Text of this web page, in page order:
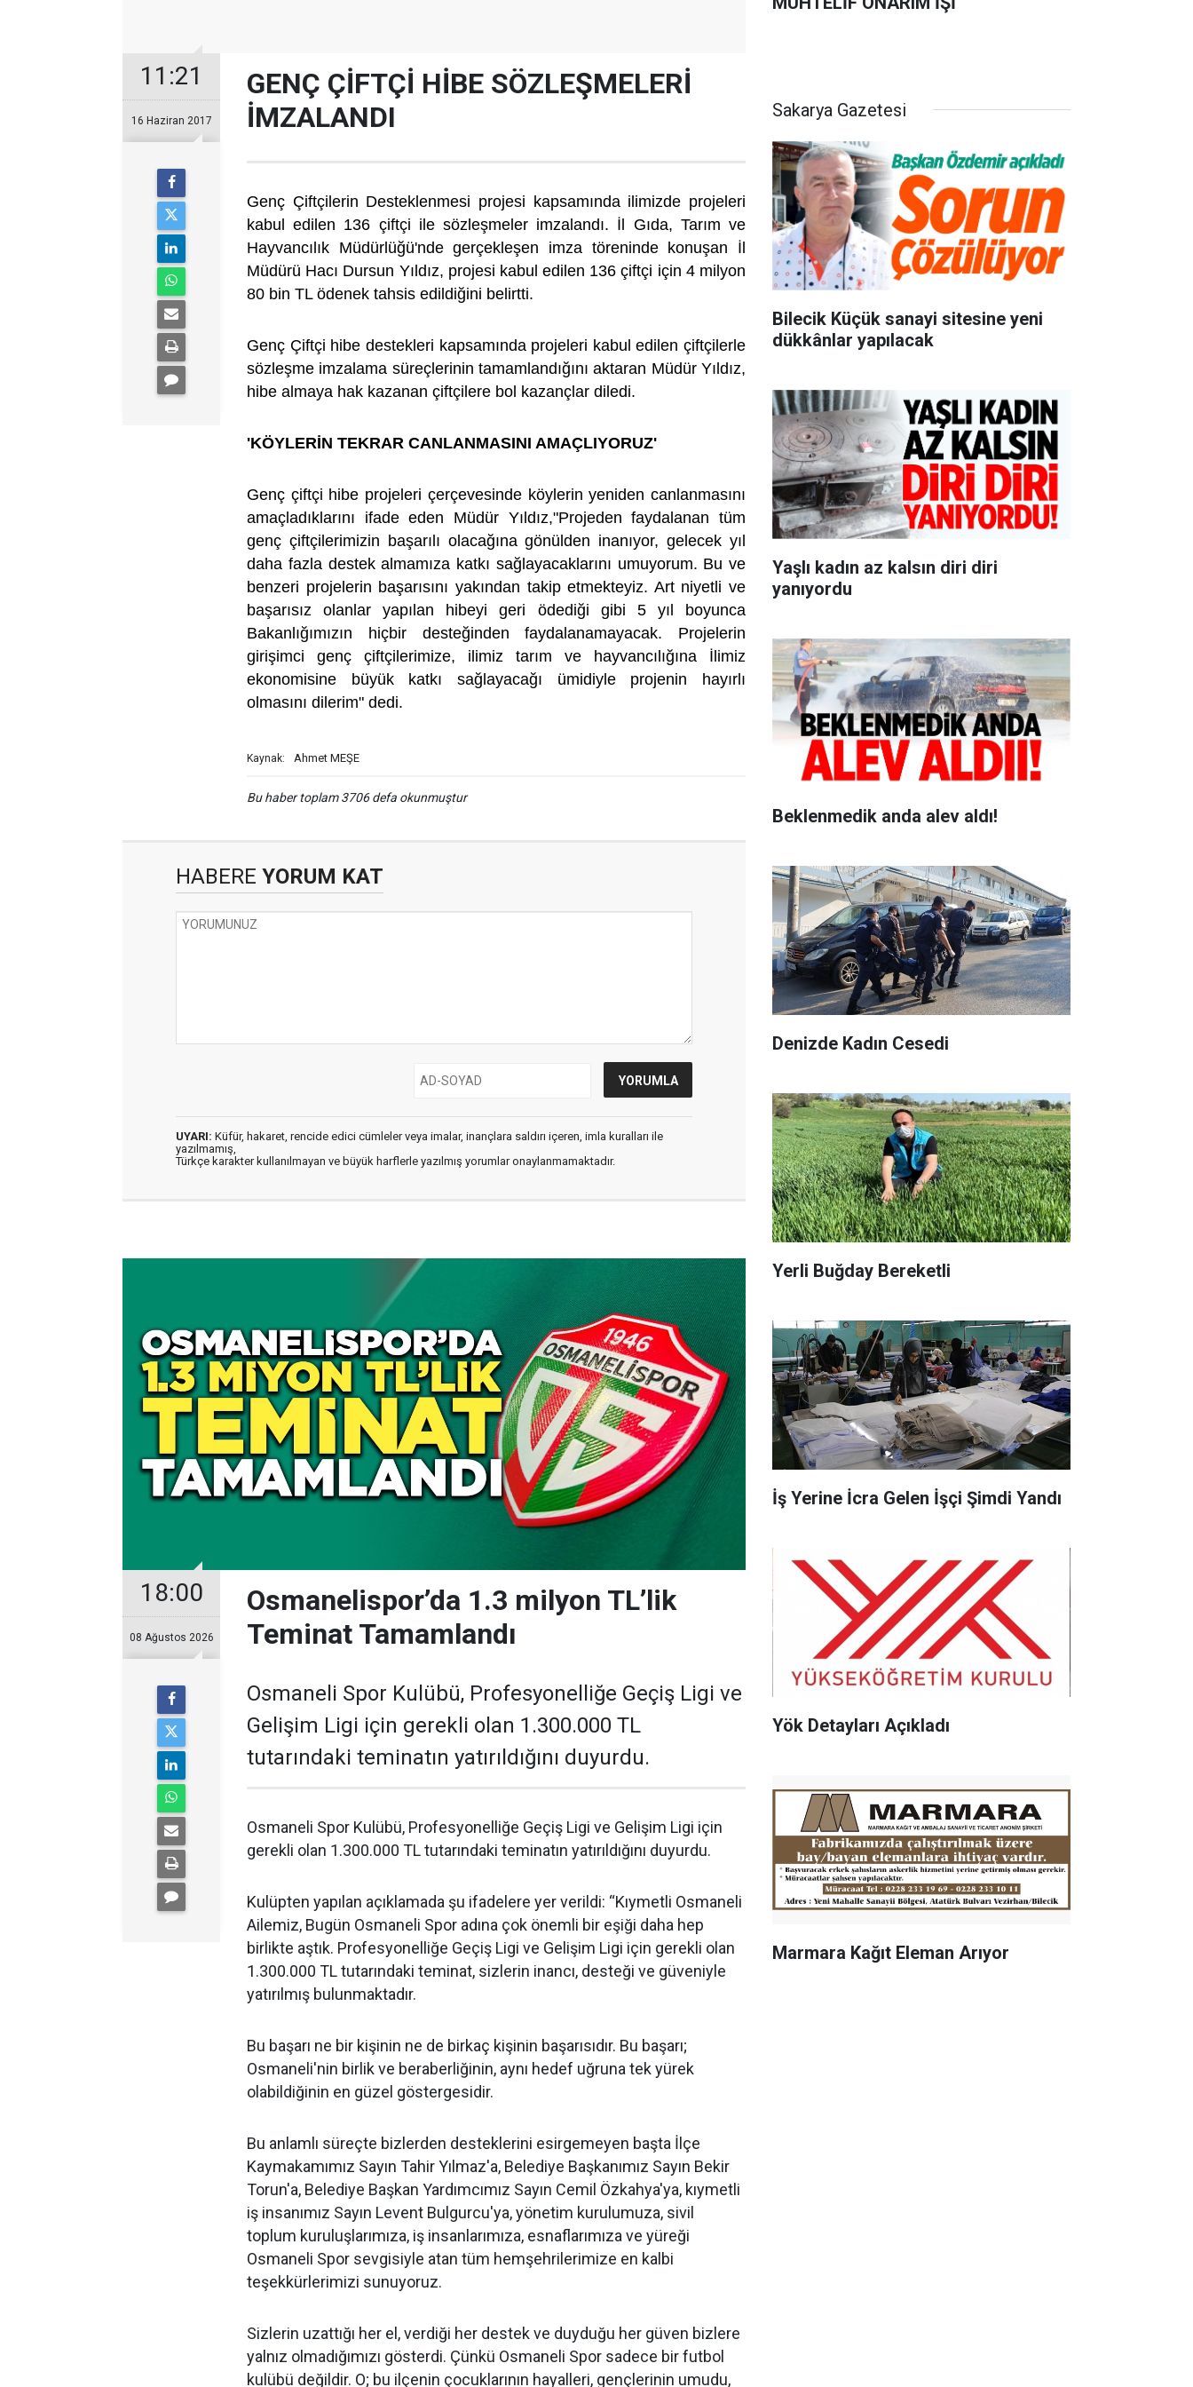
11:21
16 Haziran 2017
GENÇ ÇİFTÇİ HİBE SÖZLEŞMELERİ
İMZALANDI
​Genç Çiftçilerin Desteklenmesi projesi kapsamında ilimizde projeleri
kabul edilen 136 çiftçi ile sözleşmeler imzalandı. İl Gıda, Tarım ve
Hayvancılık Müdürlüğü'nde gerçekleşen imza töreninde konuşan İl
Müdürü Hacı Dursun Yıldız, projesi kabul edilen 136 çiftçi için 4 milyon
80 bin TL ödenek tahsis edildiğini belirtti.
Genç Çiftçi hibe destekleri kapsamında projeleri kabul edilen çiftçilerle
sözleşme imzalama süreçlerinin tamamlandığını aktaran Müdür Yıldız,
hibe almaya hak kazanan çiftçilere bol kazançlar diledi.
'KÖYLERİN TEKRAR CANLANMASINI AMAÇLIYORUZ'
Genç çiftçi hibe projeleri çerçevesinde köylerin yeniden canlanmasını
amaçladıklarını ifade eden Müdür Yıldız,"Projeden faydalanan tüm
genç çiftçilerimizin başarılı olacağına gönülden inanıyor, gelecek yıl
daha fazla destek almamıza katkı sağlayacaklarını umuyorum. Bu ve
benzeri projelerin başarısını yakından takip etmekteyiz. Art niyetli ve
başarısız olanlar yapılan hibeyi geri ödediği gibi 5 yıl boyunca
Bakanlığımızın hiçbir desteğinden faydalanamayacak. Projelerin
girişimci genç çiftçilerimize, ilimiz tarım ve hayvancılığına İlimiz
ekonomisine büyük katkı sağlayacağı ümidiyle projenin hayırlı
olmasını dilerim" dedi.
Kaynak: Ahmet MEŞE
Bu haber toplam 3706 defa okunmuştur
HABERE YORUM KAT
UYARI: Küfür, hakaret, rencide edici cümleler veya imalar, inançlara saldırı içeren, imla kuralları ile
yazılmamış,
Türkçe karakter kullanılmayan ve büyük harflerle yazılmış yorumlar onaylanmamaktadır.
18:00
08 Ağustos 2026
Osmanelispor’da 1.3 milyon TL’lik
Teminat Tamamlandı
Osmaneli Spor Kulübü, Profesyonelliğe Geçiş Ligi ve
Gelişim Ligi için gerekli olan 1.300.000 TL
tutarındaki teminatın yatırıldığını duyurdu.
Osmaneli Spor Kulübü, Profesyonelliğe Geçiş Ligi ve Gelişim Ligi için
gerekli olan 1.300.000 TL tutarındaki teminatın yatırıldığını duyurdu.
Kulüpten yapılan açıklamada şu ifadelere yer verildi: “Kıymetli Osmaneli
Ailemiz, Bugün Osmaneli Spor adına çok önemli bir eşiği daha hep
birlikte aştık. Profesyonelliğe Geçiş Ligi ve Gelişim Ligi için gerekli olan
1.300.000 TL tutarındaki teminat, sizlerin inancı, desteği ve güveniyle
yatırılmış bulunmaktadır.
Bu başarı ne bir kişinin ne de birkaç kişinin başarısıdır. Bu başarı;
Osmaneli'nin birlik ve beraberliğinin, aynı hedef uğruna tek yürek
olabildiğinin en güzel göstergesidir.
Bu anlamlı süreçte bizlerden desteklerini esirgemeyen başta İlçe
Kaymakamımız Sayın Tahir Yılmaz'a, Belediye Başkanımız Sayın Bekir
Torun'a, Belediye Başkan Yardımcımız Sayın Cemil Özkahya'ya, kıymetli
iş insanımız Sayın Levent Bulgurcu'ya, yönetim kurulumuza, sivil
toplum kuruluşlarımıza, iş insanlarımıza, esnaflarımıza ve yüreği
Osmaneli Spor sevgisiyle atan tüm hemşehrilerimize en kalbi
teşekkürlerimizi sunuyoruz.
Sizlerin uzattığı her el, verdiği her destek ve duyduğu her güven bizlere
yalnız olmadığımızı gösterdi. Çünkü Osmaneli Spor sadece bir futbol
kulübü değildir. O; bu ilçenin çocuklarının hayalleri, gençlerinin umudu,
Sakarya Gazetesi
Bilecik Küçük sanayi sitesine yeni
dükkânlar yapılacak
Yaşlı kadın az kalsın diri diri
yanıyordu
Beklenmedik anda alev aldı!
Denizde Kadın Cesedi
Yerli Buğday Bereketli
İş Yerine İcra Gelen İşçi Şimdi Yandı
Yök Detayları Açıkladı
Marmara Kağıt Eleman Arıyor